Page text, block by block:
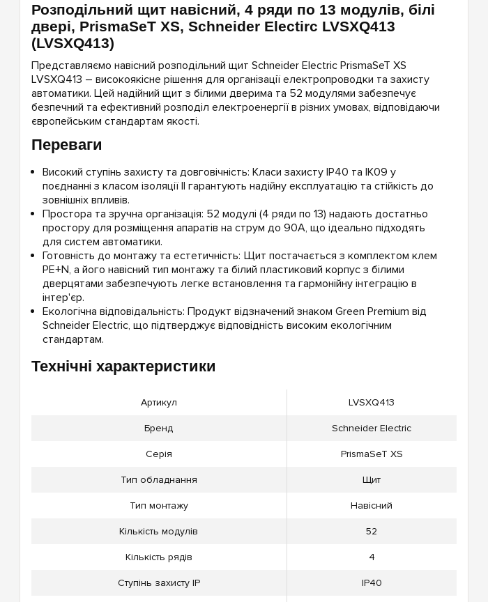
Розподільний щит навісний, 4 ряди по 13 модулів, білі
двері, PrismaSeT XS, Schneider Electirc LVSXQ413
(LVSXQ413)
Представляємо навісний розподільний щит Schneider Electric PrismaSeT XS
LVSXQ413 – високоякісне рішення для організації електропроводки та захисту
автоматики. Цей надійний щит з білими дверима та 52 модулями забезпечує
безпечний та ефективний розподіл електроенергії в різних умовах, відповідаючи
європейським стандартам якості.
Переваги
Високий ступінь захисту та довговічність: Класи захисту IP40 та IK09 у
поєднанні з класом ізоляції II гарантують надійну експлуатацію та стійкість до
зовнішніх впливів.
Простора та зручна організація: 52 модулі (4 ряди по 13) надають достатньо
простору для розміщення апаратів на струм до 90А, що ідеально підходять
для систем автоматики.
Готовність до монтажу та естетичність: Щит постачається з комплектом клем
PE+N, а його навісний тип монтажу та білий пластиковий корпус з білими
дверцятами забезпечують легке встановлення та гармонійну інтеграцію в
інтер'єр.
Екологічна відповідальність: Продукт відзначений знаком Green Premium від
Schneider Electric, що підтверджує відповідність високим екологічним
стандартам.
Технічні характеристики
Артикул LVSXQ413
Бренд Schneider Electric
Серія PrismaSeT XS
Тип обладнання Щит
Тип монтажу Навісний
Кількість модулів 52
Кількість рядів 4
Ступінь захисту IP IP40